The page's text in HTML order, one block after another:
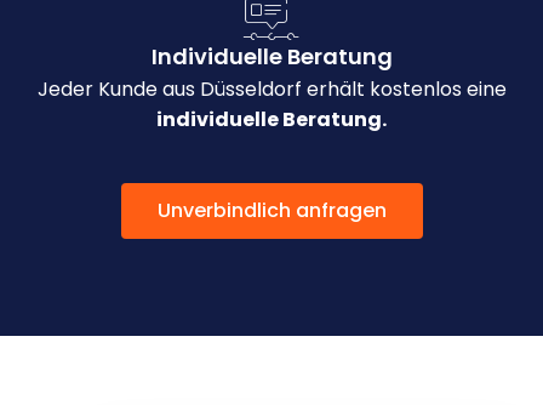
Individuelle Beratung
Jeder Kunde aus Düsseldorf erhält kostenlos eine
individuelle Beratung.
Unverbindlich anfragen